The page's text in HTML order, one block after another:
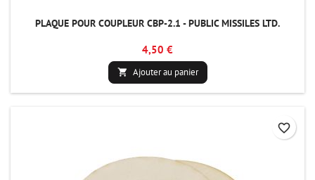
PLAQUE POUR COUPLEUR CBP-2.1 - PUBLIC MISSILES LTD.
4,50 €
 Ajouter au panier
favorite_border